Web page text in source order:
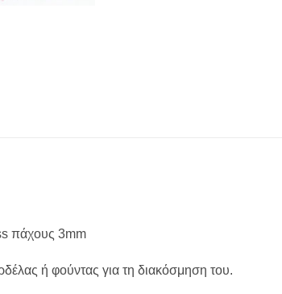
πάχους 3mm
ή φούντας για τη διακόσμηση του.